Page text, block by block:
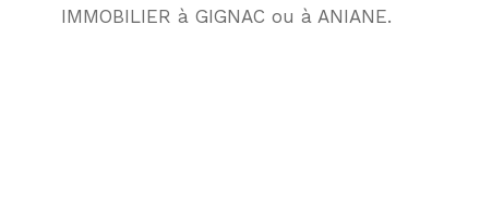
IMMOBILIER à GIGNAC ou à ANIANE.